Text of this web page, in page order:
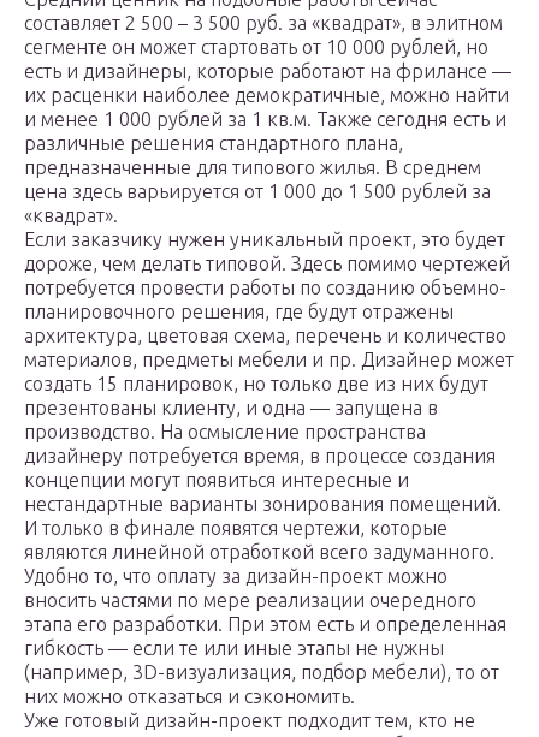
составляет 2 500 – 3 500 руб. за «квадрат», в элитном
сегменте он может стартовать от 10 000 рублей, но
есть и дизайнеры, которые работают на фрилансе —
их расценки наиболее демократичные, можно найти
и менее 1 000 рублей за 1 кв.м. Также сегодня есть и
различные решения стандартного плана,
предназначенные для типового жилья. В среднем
цена здесь варьируется от 1 000 до 1 500 рублей за
«квадрат».
Если заказчику нужен уникальный проект, это будет
дороже, чем делать типовой. Здесь помимо чертежей
потребуется провести работы по созданию объемно-
планировочного решения, где будут отражены
архитектура, цветовая схема, перечень и количество
материалов, предметы мебели и пр. Дизайнер может
создать 15 планировок, но только две из них будут
презентованы клиенту, и одна — запущена в
производство. На осмысление пространства
дизайнеру потребуется время, в процессе создания
концепции могут появиться интересные и
нестандартные варианты зонирования помещений.
И только в финале появятся чертежи, которые
являются линейной отработкой всего задуманного.
Удобно то, что оплату за дизайн-проект можно
вносить частями по мере реализации очередного
этапа его разработки. При этом есть и определенная
гибкость — если те или иные этапы не нужны
(например, 3D-визуализация, подбор мебели), то от
них можно отказаться и сэкономить.
Уже готовый дизайн-проект подходит тем, кто не